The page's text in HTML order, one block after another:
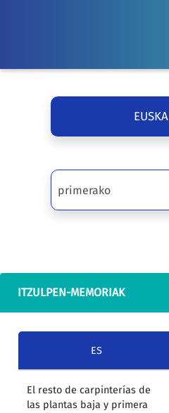
ITZULPEN-MEMORIAK
ES
El resto de carpinterías de
las plantas baja y primera